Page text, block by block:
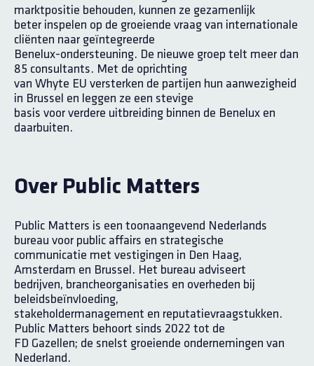
marktpositie behouden, kunnen ze gezamenlijk
beter inspelen op de groeiende vraag van internationale
cliënten naar geïntegreerde
Benelux-ondersteuning. De nieuwe groep telt meer dan
85 consultants. Met de oprichting
van Whyte EU versterken de partijen hun aanwezigheid
in Brussel en leggen ze een stevige
basis voor verdere uitbreiding binnen de Benelux en
daarbuiten.
Over Public Matters
Public Matters is een toonaangevend Nederlands
bureau voor public affairs en strategische
communicatie met vestigingen in Den Haag,
Amsterdam en Brussel. Het bureau adviseert
bedrijven, brancheorganisaties en overheden bij
beleidsbeïnvloeding,
stakeholdermanagement en reputatievraagstukken.
Public Matters behoort sinds 2022 tot de
FD Gazellen; de snelst groeiende ondernemingen van
Nederland.